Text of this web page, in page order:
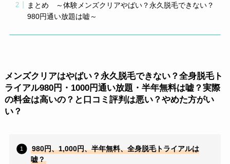
まとめ ～体験メンズクリアやばい？永久脱毛できない？
980円通い放題は嘘～
メンズクリアはやばい？永久脱毛できない？全身脱毛ト
ライアル980円・1000円通い放題・半年無料は嘘？実際
の料金は高いの？と口コミ評判は悪い？やめた方がい
い？
980円、1,000円、半年無料、全身脱毛トライアルは
嘘？